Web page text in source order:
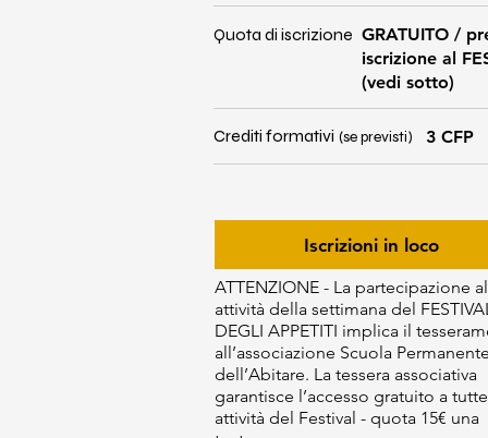
Quota di iscrizione GRATUITO /
iscrizione al
(vedi sotto)
Crediti formativi (se previsti) 3 CFP
Iscrizioni in loco
ATTENZIONE - La partecipazione
attività della settimana del
DEGLI APPETITI implica il
all’associazione Scuola Permanente
dell’Abitare. La tessera associativa
garantisce l’accesso gratuito a
attività del Festival - quota 15€ una